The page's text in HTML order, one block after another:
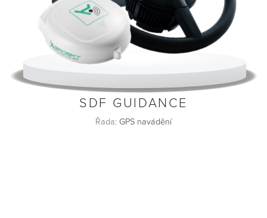
SDF GUIDANCE
Řada: GPS navádění